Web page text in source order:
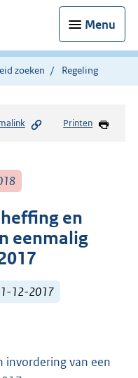
Menu
zoeken Regeling
Printen
en
eenmalig
12-2017
invordering van een